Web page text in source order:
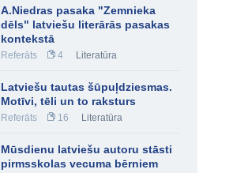
A.Niedras pasaka "Zemnieka
dēls" latviešu literārās pasakas
kontekstā
Referāts 4 Literatūra
Latviešu tautas šūpuļdziesmas.
Motīvi, tēli un to raksturs
Referāts 16 Literatūra
Mūsdienu latviešu autoru stāsti
pirmsskolas vecuma bērniem